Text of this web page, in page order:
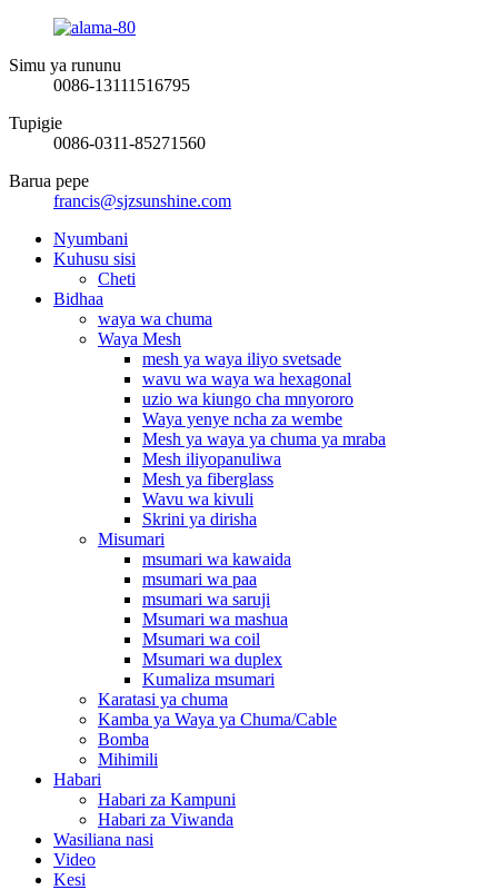
Simu ya rununu
0086-13111516795
Tupigie
0086-0311-85271560
Barua pepe
francis@sjzsunshine.com
Nyumbani
Kuhusu sisi
Cheti
Bidhaa
waya wa chuma
Waya Mesh
mesh ya waya iliyo svetsade
wavu wa waya wa hexagonal
uzio wa kiungo cha mnyororo
Waya yenye ncha za wembe
Mesh ya waya ya chuma ya mraba
Mesh iliyopanuliwa
Mesh ya fiberglass
Wavu wa kivuli
Skrini ya dirisha
Misumari
msumari wa kawaida
msumari wa paa
msumari wa saruji
Msumari wa mashua
Msumari wa coil
Msumari wa duplex
Kumaliza msumari
Karatasi ya chuma
Kamba ya Waya ya Chuma/Cable
Bomba
Mihimili
Habari
Habari za Kampuni
Habari za Viwanda
Wasiliana nasi
Video
Kesi